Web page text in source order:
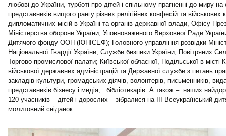
любові до України, турботі про дітей і спільному прагненні до миру
представників вищого рангу різних релігійних конфесій та військових
дипломатичних місій в Україні та органів державної влади, Офісу
Міністерства оборони України; Уповноваженого Верховної Ради
Дитячого фонду ООН (ЮНІСЕФ); Головного управління розвідки
Національної Гвардії України, Служби безпеки України, Повітряних
Торгово-промислової палати; Київської обласної, Подільської в місті
військової державних адміністрацій та Державної служби з питань
закладів культури, громадських діячів, волонтерів, письменників,
представників бізнесу і медіа, бібліотекарів. А також – наших
120 учасників – дітей і дорослих – зібралися на ІІІ Всеукраїнський
молитовний сніданок.